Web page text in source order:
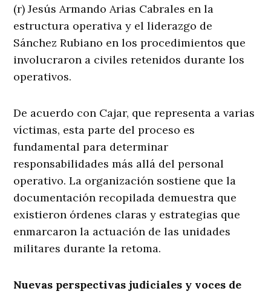
(r) Jesús Armando Arias Cabrales en la
estructura operativa y el liderazgo de
Sánchez Rubiano en los procedimientos que
involucraron a civiles retenidos durante los
operativos.
De acuerdo con Cajar, que representa a varias
víctimas, esta parte del proceso es
fundamental para determinar
responsabilidades más allá del personal
operativo. La organización sostiene que la
documentación recopilada demuestra que
existieron órdenes claras y estrategias que
enmarcaron la actuación de las unidades
militares durante la retoma.
Nuevas perspectivas judiciales y voces de